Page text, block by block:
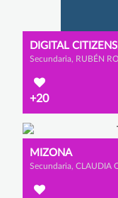
DIGITAL CITIZENS
+20
MIZONA